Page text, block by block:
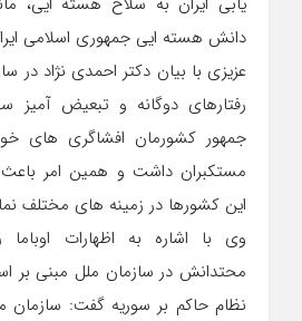
دانش هسته ایی جمهوری اسلامی
عزیزی با بیان دکتر احمدی نژاد در
رفتارهای دوگانه و تبعیض
جمهور کشورمان افشاگری های
مستکبران داشت و همین امر
این کشورها در زمینه های مختلف
وی با اشاره به اظهارات
محتدانش در سازمان ملل مبنی بر
نظام حاکم بر سوریه گفت: سازمان